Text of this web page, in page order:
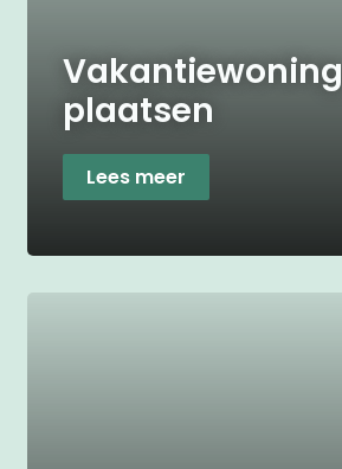
Vakantiewoning
plaatsen
Lees meer